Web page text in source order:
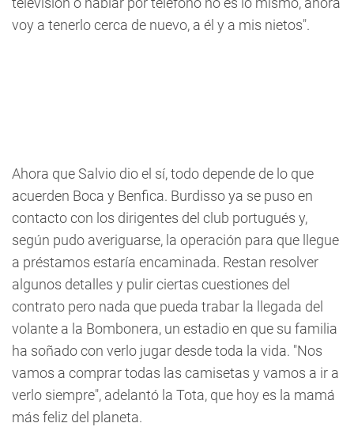
voy a tenerlo cerca de nuevo, a él y a mis nietos".
Ahora que Salvio dio el sí, todo depende de lo que
acuerden Boca y Benfica. Burdisso ya se puso en
contacto con los dirigentes del club portugués y,
según pudo averiguarse, la operación para que llegue
a préstamos estaría encaminada. Restan resolver
algunos detalles y pulir ciertas cuestiones del
contrato pero nada que pueda trabar la llegada del
volante a la Bombonera, un estadio en que su familia
ha soñado con verlo jugar desde toda la vida. "Nos
vamos a comprar todas las camisetas y vamos a ir a
verlo siempre", adelantó la Tota, que hoy es la mamá
más feliz del planeta.